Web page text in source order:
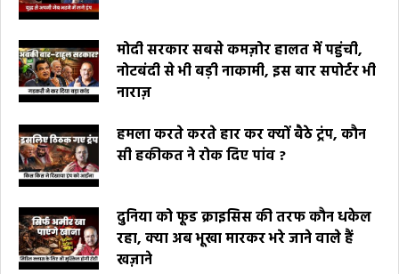
मोदी सरकार सबसे कमज़ोर हालत में पहुंची,
नोटबंदी से भी बड़ी नाकामी, इस बार सपोर्टर भी
नाराज़
हमला करते करते हार कर क्यों बैठे ट्रंप, कौन
सी हकीकत ने रोक दिए पांव ?
दुनिया को फूड क्राइसिस की तरफ कौन धकेल
रहा, क्या अब भूखा मारकर भरे जाने वाले हैं
खज़ाने